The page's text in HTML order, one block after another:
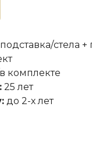
стела
комплекте
25 лет
до 2-х лет